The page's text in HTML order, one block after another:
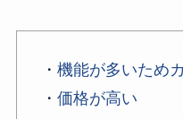
・ 機能が多いため
・ 価格が高い